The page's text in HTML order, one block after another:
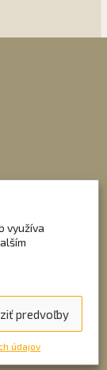
využíva
predvoľby
údajov